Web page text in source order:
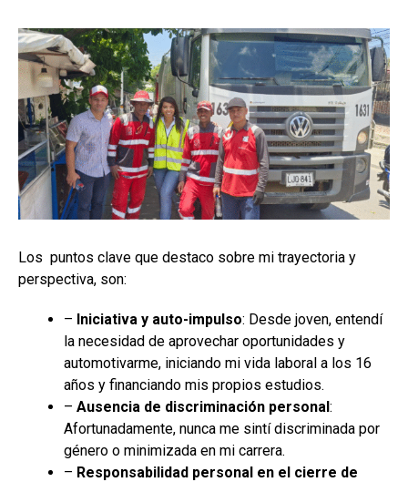
Los puntos clave que destaco sobre mi trayectoria y
perspectiva, son:
– Iniciativa y auto-impulso: Desde joven, entendí
la necesidad de aprovechar oportunidades y
automotivarme, iniciando mi vida laboral a los 16
años y financiando mis propios estudios.
– Ausencia de discriminación personal :
Afortunadamente, nunca me sintí discriminada por
género o minimizada en mi carrera.
– Responsabilidad personal en el cierre de